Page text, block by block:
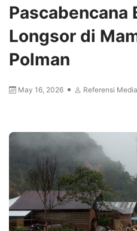
Pascabencana
Longsor di
Polman
May 16, 2026 Referensi Media